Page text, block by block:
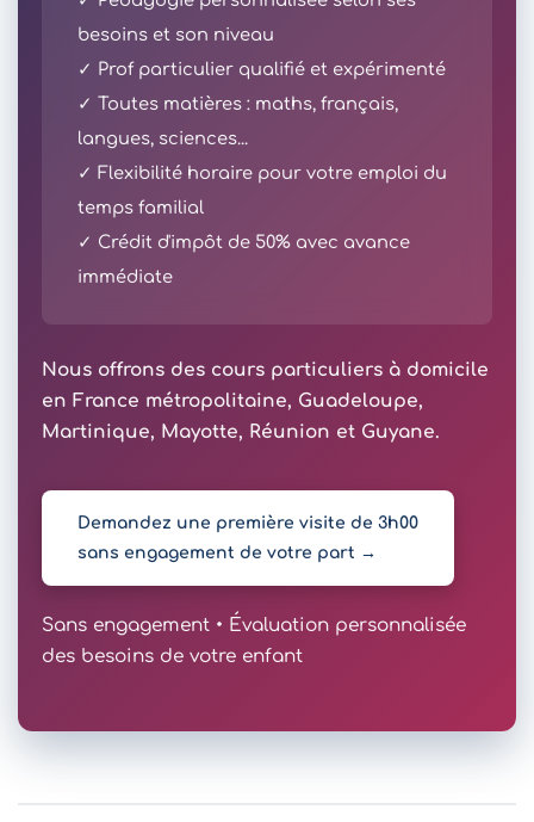
besoins et son niveau
✓ Prof particulier qualifié et expérimenté
✓ Toutes matières : maths, français,
langues, sciences...
✓ Flexibilité horaire pour votre emploi du
temps familial
✓ Crédit d'impôt de 50% avec avance
immédiate
Nous offrons des cours particuliers à domicile
en France métropolitaine, Guadeloupe,
Martinique, Mayotte, Réunion et Guyane.
Demandez une première visite de 3h00
sans engagement de votre part →
Sans engagement • Évaluation personnalisée
des besoins de votre enfant